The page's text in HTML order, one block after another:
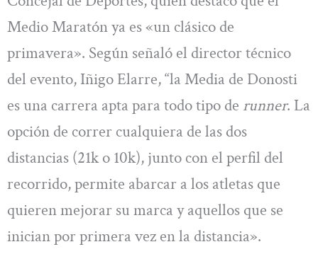
Medio Maratón ya es «un clásico de
primavera». Según señaló el director técnico
del evento, Iñigo Elarre, “la Media de Donosti
es una carrera apta para todo tipo de runner. La
opción de correr cualquiera de las dos
distancias (21k o 10k), junto con el perfil del
recorrido, permite abarcar a los atletas que
quieren mejorar su marca y aquellos que se
inician por primera vez en la distancia».